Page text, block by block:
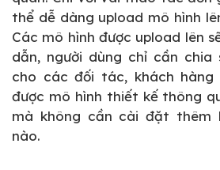
thể dễ dàng upload mô hình
Các mô hình được upload lên
dẫn, người dùng chỉ cần chia
cho các đối tác, khách
được mô hình thiết kế thông
mà không cần cài đặt thêm
nào.